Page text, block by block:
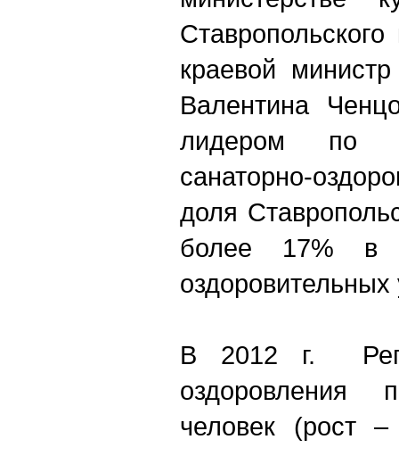
краевой
Валентина
лидером по
санаторно-
доля
более 17% в
оздоровительных
В 2012 г.
оздоровления
человек (рост